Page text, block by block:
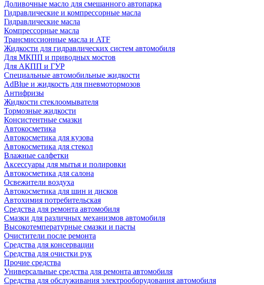
Доливочные масло для смешанного автопарка
Гидравлические и компрессорные масла
Гидравлические масла
Компрессорные масла
Трансмиссионные масла и ATF
Жидкости для гидравлических систем автомобиля
Для МКПП и приводных мостов
Для АКПП и ГУР
Специальные автомобильные жидкости
AdBlue и жидкость для пневмотормозов
Антифризы
Жидкости стеклоомывателя
Тормозные жидкости
Консистентные смазки
Автокосметика
Автокосметика для кузова
Автокосметика для стекол
Влажные салфетки
Аксессуары для мытья и полировки
Автокосметика для салона
Освежители воздуха
Автокосметика для шин и дисков
Автохимия потребительская
Средства для ремонта автомобиля
Смазки для различных механизмов автомобиля
Высокотемпературные смазки и пасты
Очистители после ремонта
Средства для консервации
Средства для очистки рук
Прочие средства
Универсальные средства для ремонта автомобиля
Средства для обслуживания электрооборудования автомобиля